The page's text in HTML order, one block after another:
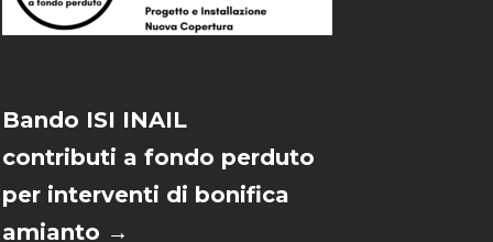
Bando ISI INAIL
contributi a fondo perduto
per interventi di bonifica
amianto →